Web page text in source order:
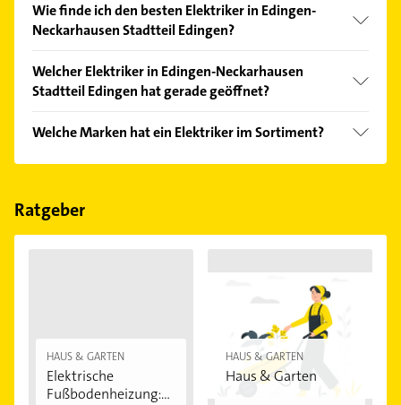
Wie finde ich den besten Elektriker in Edingen-
Neckarhausen Stadtteil Edingen?
Kundenmeinungen und profitieren Sie von den
Empfehlungen. Die Suchergebnisse können Sie sich
Welcher Elektriker in Edingen-Neckarhausen
Stadtteil Edingen hat gerade geöffnet?
Bitte beachten Sie, dass diese an Sonn- und
Feiertagen abweichen können.
Welche Marken hat ein Elektriker im Sortiment?
Der Elektriker verkauft Marken wie Smart Home.
Ratgeber
HAUS & GARTEN
Elektrische
Fußbodenheizung:
HAUS & GARTEN
Haus & Garten